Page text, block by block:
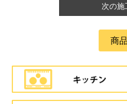
次の
商